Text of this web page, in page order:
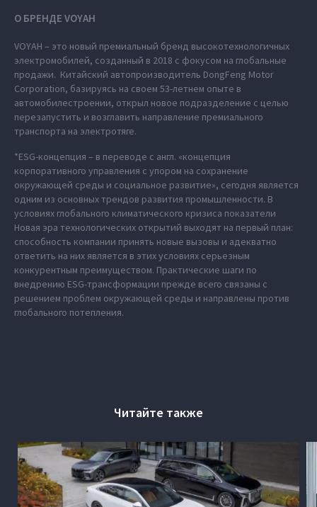
О БРЕНДЕ VOYAH
VOYAH – это новый премиальный бренд высокотехнологичных
электромобилей, созданный в 2018 с фокусом на глобальные
продажи. Китайский автопроизводитель DongFeng Motor
Corporation, базируясь на своем 53-летнем опыте в
автомобилестроении, открыл новое подразделение с целью
перезапустить и возглавить направление премиального
транспорта на электротяге.
*ESG-концепция – в переводе с англ. «концепция
корпоративного управления с упором на сохранение
окружающей среды и социальное развитие», сегодня является
одним из основных трендов развития промышленности. В
условиях глобального климатического кризиса показатели
Новая эра технологических открытий выходят на первый план:
способность компании принять новые вызовы и адекватно
ответить на них является в этих условиях серьезным
конкурентным преимуществом. Практические шаги по
внедрению ESG-трансформации прежде всего связаны с
решением проблем окружающей среды и направлены против
глобального потепления.
Читайте также